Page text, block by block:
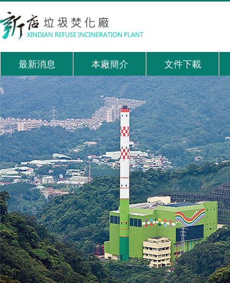
最新消息 本廠簡介 文件下載